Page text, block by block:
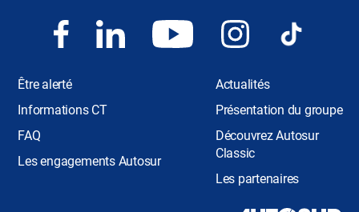
Être alerté
Informations CT
FAQ
Les engagements Autosur
Actualités
Présentation du groupe
Découvrez Autosur
Classic
Les partenaires